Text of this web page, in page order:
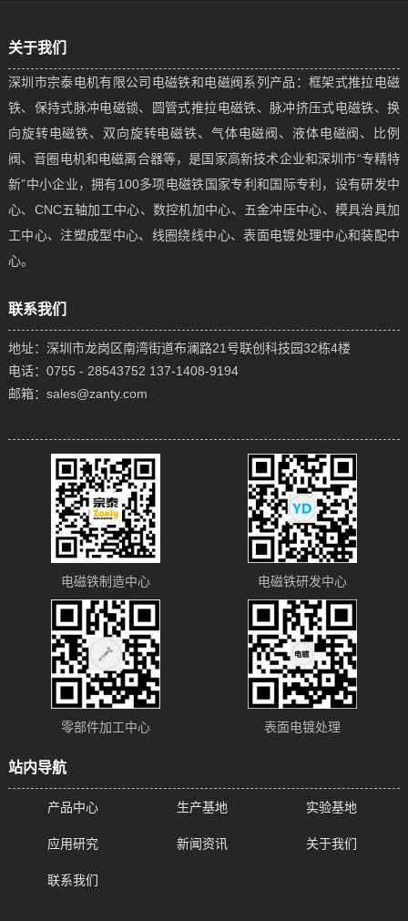
关于我们
深圳市宗泰电机有限公司电磁铁和电磁阀系列产品：框架式推拉电磁
铁、保持式脉冲电磁锁、圆管式推拉电磁铁、脉冲挤压式电磁铁、换
向旋转电磁铁、双向旋转电磁铁、气体电磁阀、液体电磁阀、比例
阀、音圈电机和电磁离合器等，是国家高新技术企业和深圳市“专精特
新”中小企业，拥有100多项电磁铁国家专利和国际专利，设有研发中
心、CNC五轴加工中心、数控机加中心、五金冲压中心、模具治具加
工中心、注塑成型中心、线圈绕线中心、表面电镀处理中心和装配中
心。
联系我们
地址：深圳市龙岗区南湾街道布澜路21号联创科技园32栋4楼
电话：0755 - 28543752 137-1408-9194
邮箱：sales@zanty.com
电磁铁制造中心 电磁铁研发中心
零部件加工中心 表面电镀处理
站内导航
产品中心 生产基地 实验基地
应用研究 新闻资讯 关于我们
联系我们